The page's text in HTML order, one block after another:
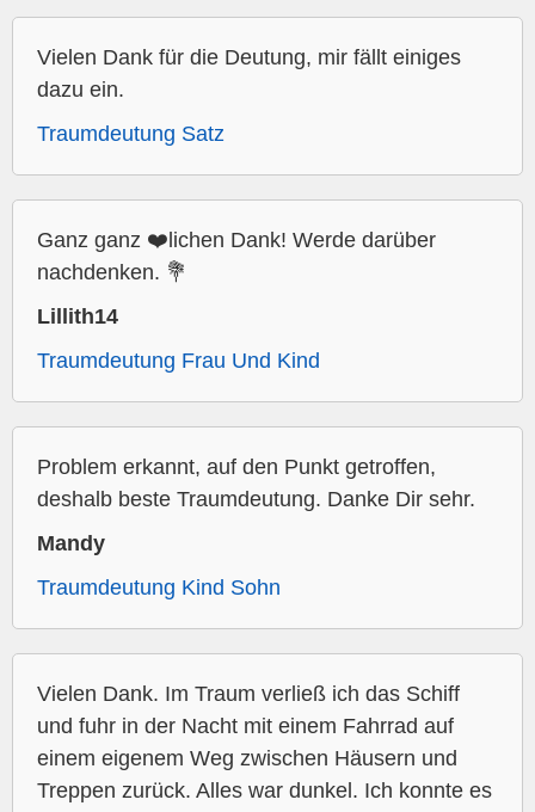
Vielen Dank für die Deutung, mir fällt einiges
dazu ein.
Traumdeutung Satz
Ganz ganz ❤️lichen Dank! Werde darüber
nachdenken. 💐
Lillith14
Traumdeutung Frau Und Kind
Problem erkannt, auf den Punkt getroffen,
deshalb beste Traumdeutung. Danke Dir sehr.
Mandy
Traumdeutung Kind Sohn
Vielen Dank. Im Traum verließ ich das Schiff
und fuhr in der Nacht mit einem Fahrrad auf
einem eigenem Weg zwischen Häusern und
Treppen zurück. Alles war dunkel. Ich konnte es